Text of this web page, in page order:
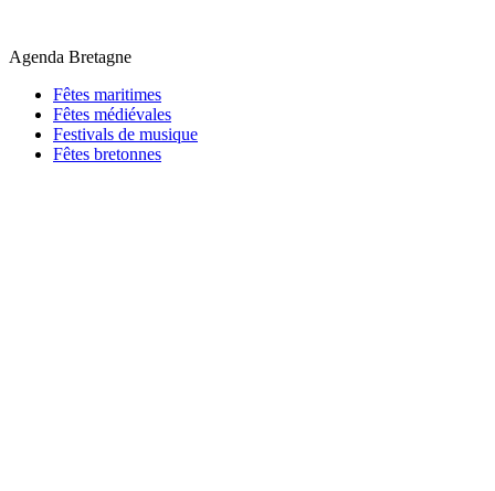
Agenda Bretagne
Fêtes maritimes
Fêtes médiévales
Festivals de musique
Fêtes bretonnes